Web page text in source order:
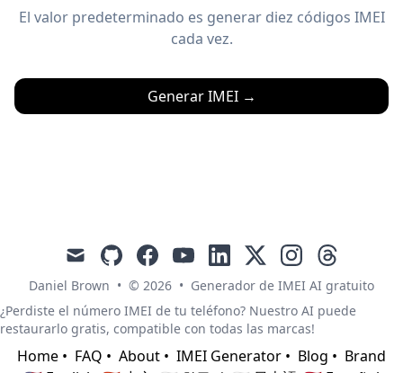
El valor predeterminado es generar diez códigos IMEI
cada vez.
Generar IMEI→
mail githubfacebookyoutubelinkedin
x instagramthreads
Daniel Brown • © 2026 • Generador de IMEI AI gratuito
¿Perdiste el número IMEI de tu teléfono? Nuestro AI puede
restaurarlo gratis, compatible con todas las marcas!
Home • FAQ • About • IMEI Generator • Blog • Brand